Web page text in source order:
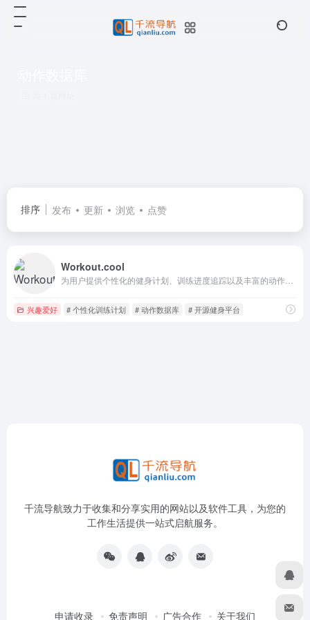
排序 发布 更新 浏览 点赞
Workout.cool
兴趣爱好 # 个性化训练计划 # 动作数据库 # 开源健身平台
千流导航致力于收集和分享实用的网站以及软件工具，为您的
工作生活提供一站式启航服务。
申请收录 免责声明 广告合作 关于我们